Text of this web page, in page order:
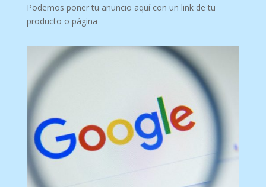
Podemos poner tu anuncio aquí con un link de tu
producto o página